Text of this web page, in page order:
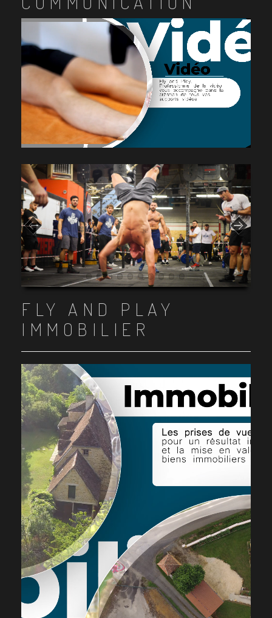
Item 1
Item 2
Item 3
Item 4
Item 5
Item 6
Item 7
Item 8
Item 9
Item 10
FLY AND PLAY
IMMOBILIER